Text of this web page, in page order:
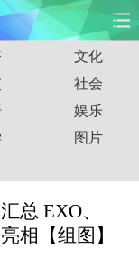
财经
教育
汽车
公司
文化
社会
娱乐
图片
总 EXO、
相【组图】